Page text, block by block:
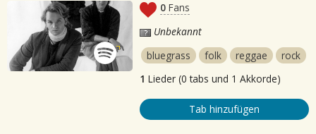
0 Fans
Unbekannt
bluegrass
folk reggae
rock
1 Lieder (0 tabs und 1 Akkorde)
Tab hinzufügen